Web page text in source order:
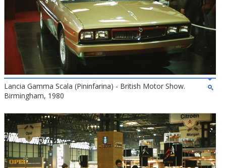
Lancia Gamma Scala (Pininfarina) - British Motor Show.
Birmingham, 1980